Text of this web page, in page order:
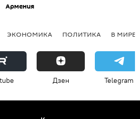
Армения
ЭКОНОМИКА ПОЛИТИКА В МИРЕ
Дзен Telegram